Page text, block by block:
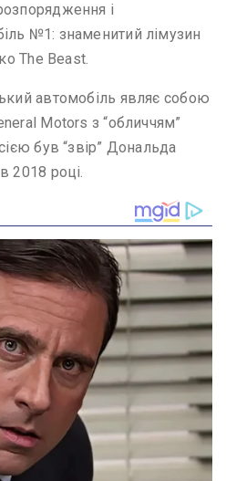
і
№1: знаменитий лімузин
The Beast.
автомобіль являє собою
Motors з “обличчям”
був “звір” Дональда
2018 році.